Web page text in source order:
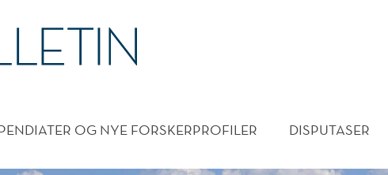
OG NYE FORSKERPROFILER DISPUTASER